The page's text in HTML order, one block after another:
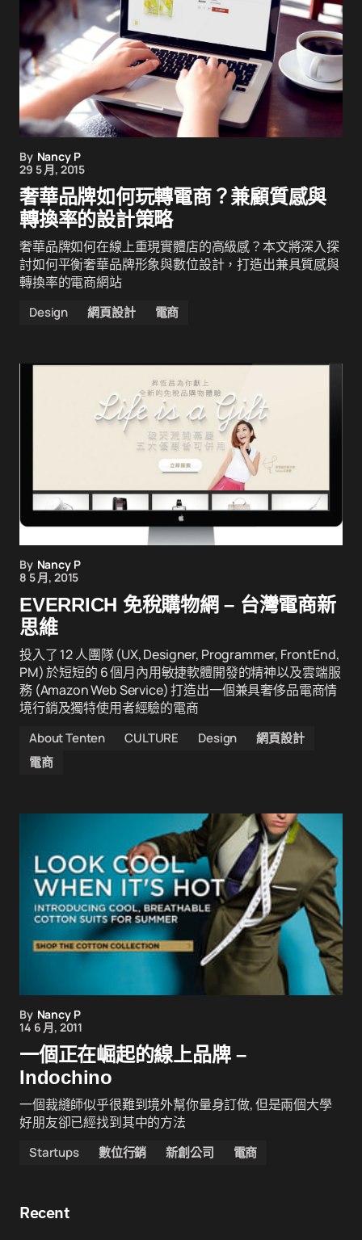
By Nancy P
29 5 月, 2015
奢華品牌如何玩轉電商？兼顧質感與
轉換率的設計策略
奢華品牌如何在線上重現實體店的高級感？本文將深入探
討如何平衡奢華品牌形象與數位設計，打造出兼具質感與
轉換率的電商網站
Design 網頁設計 電商
By Nancy P
8 5 月, 2015
EVERRICH 免稅購物網 – 台灣電商新
思維
投入了 12 人團隊 (UX, Designer, Programmer, FrontEnd,
PM) 於短短的 6 個月內用敏捷軟體開發的精神以及雲端服
務 (Amazon Web Service) 打造出一個兼具奢侈品電商情
境行銷及獨特使用者經驗的電商
About Tenten CULTURE Design
網頁設計
電商
By Nancy P
14 6 月, 2011
一個正在崛起的線上品牌 –
Indochino
一個裁縫師似乎很難到境外幫你量身訂做, 但是兩個大學
好朋友卻已經找到其中的方法
Startups 數位行銷 新創公司 電商
Recent